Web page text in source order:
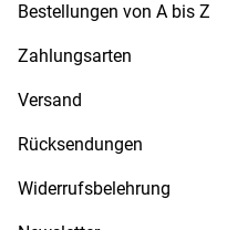
Bestellungen von A bis Z
Zahlungsarten
Versand
Rücksendungen
Widerrufsbelehrung